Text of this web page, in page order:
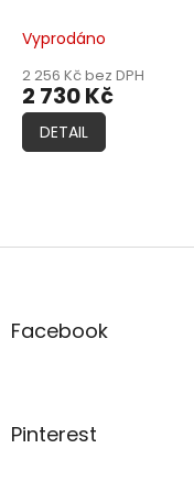
Vyprodáno
2 256 Kč bez DPH
2 730 Kč
DETAIL
Z
aFacebook
Pinterest